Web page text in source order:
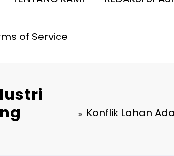
of Service
Konflik Lahan